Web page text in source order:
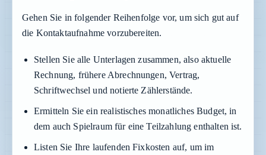
Gehen Sie in folgender Reihenfolge vor, um sich gut auf
die Kontaktaufnahme vorzubereiten.
Stellen Sie alle Unterlagen zusammen, also aktuelle
Rechnung, frühere Abrechnungen, Vertrag,
Schriftwechsel und notierte Zählerstände.
Ermitteln Sie ein realistisches monatliches Budget, in
dem auch Spielraum für eine Teilzahlung enthalten ist.
Listen Sie Ihre laufenden Fixkosten auf, um im